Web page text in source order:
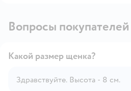
Вопросы покупателей
Какой размер щенка?
Здравствуйте. Высота - 8 см.